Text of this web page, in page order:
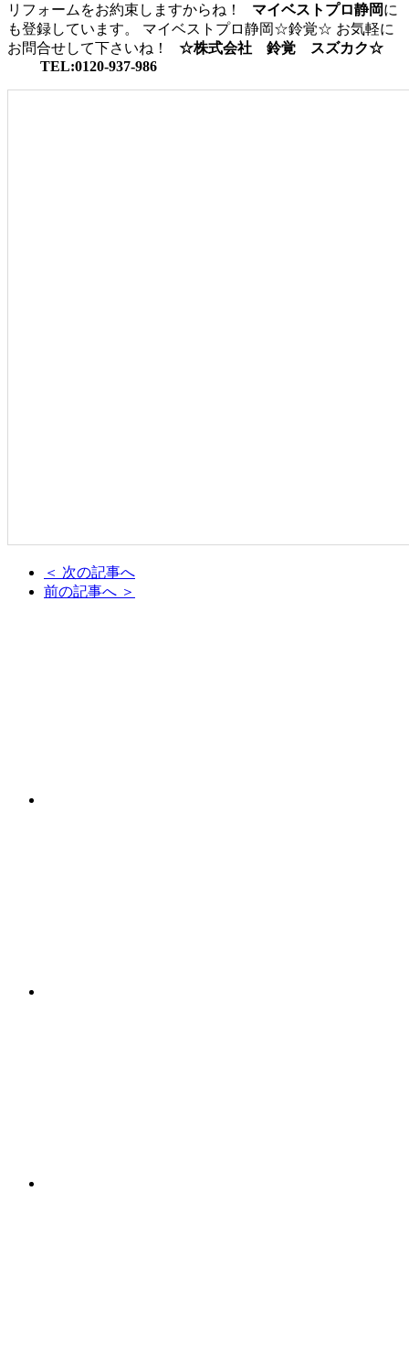
リフォームをお約束しますからね！ マイベストプロ静岡に
も登録しています。 マイベストプロ静岡☆鈴覚☆ お気軽に
お問合せして下さいね！ ☆株式会社 鈴覚 スズカク☆
TEL:0120-937-986
＜ 次の記事へ
前の記事へ ＞